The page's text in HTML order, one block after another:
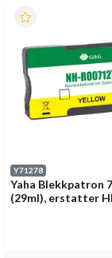
Y71278
Yaha Blekkpatron
(29ml), erstatter